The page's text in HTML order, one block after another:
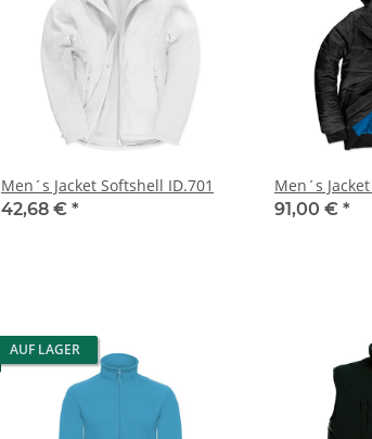
Men´s Jacket Softshell ID.701
42,68 € *
Men´s
91,00 € *
AUF LAGER